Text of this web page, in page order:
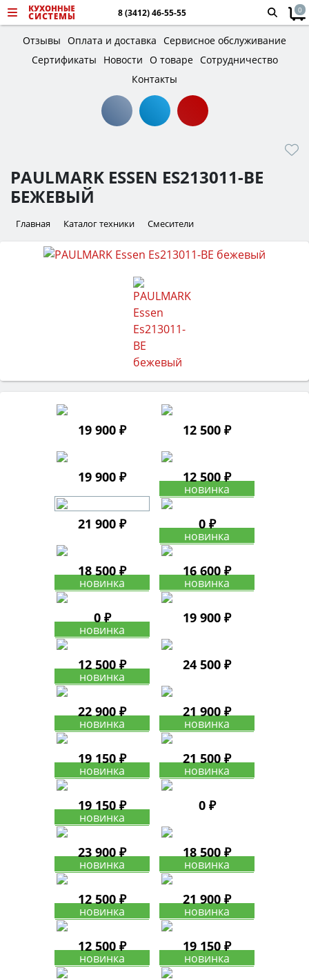
8 (3412) 46-55-55 0
Отзывы Оплата и доставка Сервисное обслуживание
Сертификаты
Новости О товаре Сотрудничество
Контакты
PAULMARK ESSEN ES213011-BE
БЕЖЕВЫЙ
Главная Каталог техники Смесители
19 900 ₽ 12 500 ₽
19 900 ₽ 12 500 ₽
21 900 ₽ 0 ₽
18 500 ₽ 16 600 ₽
0 ₽ 19 900 ₽
12 500 ₽ 24 500 ₽
22 900 ₽ 21 900 ₽
19 150 ₽ 21 500 ₽
19 150 ₽ 0 ₽
23 900 ₽ 18 500 ₽
12 500 ₽ 21 900 ₽
12 500 ₽ 19 150 ₽